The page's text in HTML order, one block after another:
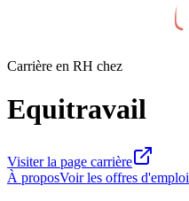
Carrière en RH chez
Equitravail
Visiter la page carrière
À proposVoir les offres d'emploi